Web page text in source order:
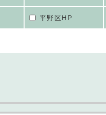
平野区HP